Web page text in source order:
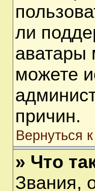
ли
аватары
можете
причин.
Вернуться
» Что
Звания,